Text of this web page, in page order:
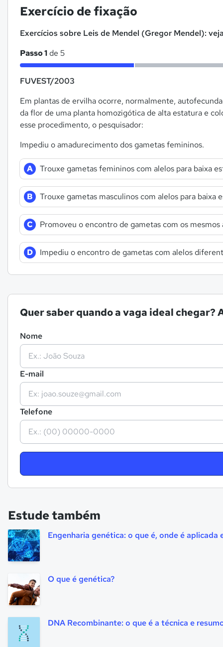
Exercício de fixação
Exercícios sobre Leis de Mendel (Gregor Mendel):
Passo 1de 5
FUVEST/2003
Em plantas de ervilha ocorre, normalmente,
da flor de uma planta homozigótica de alta estatura e
esse procedimento, o pesquisador:
Impediu o amadurecimento dos gametas femininos.
A Trouxe gametas femininos com alelos para baixa
B Trouxe gametas masculinos com alelos para baixa
C Promoveu o encontro de gametas com os mesmos
D Impediu o encontro de gametas com alelos
Quer saber quando a vaga ideal chegar?
Nome
E-mail
Telefone
Estude também
Engenharia genética: o que é, onde é aplicada
O que é genética?
DNA Recombinante: o que é a técnica e